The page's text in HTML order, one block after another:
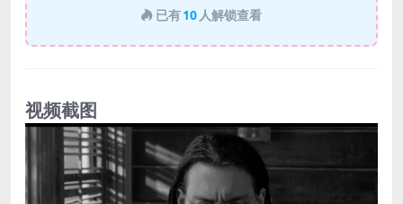
已有10 人解锁查看
视频截图